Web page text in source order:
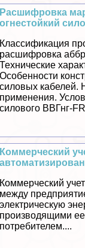
Расшифровка
огнестойкий
Классификация
расшифровка
Технические
Особенности
силовых кабелей.
применения.
силового ВВГнг-
Коммерческий
Коммерческий
между
электрическую
производящими
потребителем....